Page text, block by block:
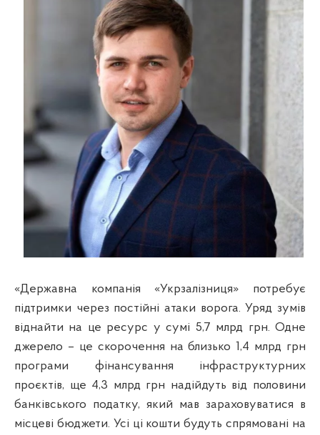
«Державна компанія «Укрзалізниця» потребує
підтримки через постійні атаки ворога. Уряд зумів
віднайти на це ресурс у сумі 5,7 млрд грн. Одне
джерело – це скорочення на близько 1,4 млрд грн
програми фінансування інфраструктурних
проєктів, ще 4,3 млрд грн надійдуть від половини
банківського податку, який мав зараховуватися в
місцеві бюджети. Усі ці кошти будуть спрямовані на